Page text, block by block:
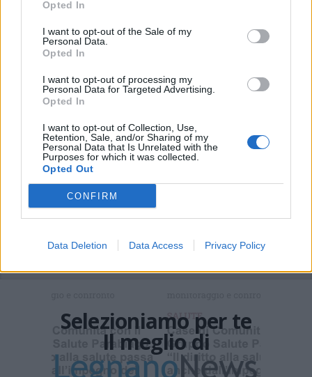
Opted In
I want to opt-out of the Sale of my
Personal Data.
Opted In
I want to opt-out of processing my
Personal Data for Targeted Advertising.
Opted In
I want to opt-out of Collection, Use,
Retention, Sale, and/or Sharing of my
Personal Data that Is Unrelated with the
Purposes for which it was collected.
Opted Out
CONFIRM
Data Deletion Data Access Privacy Policy
Via Confalonieri, 5
Castronno
diagosto
PIÙ INFORMAZIONI SU
varese
LEGGI GLI ALTRI ARTICOLI DI
Selezioniamo per te
Il meglio di